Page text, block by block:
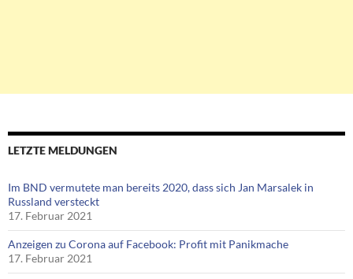
LETZTE MELDUNGEN
Im BND vermutete man bereits 2020, dass sich Jan Marsalek in
Russland versteckt
17. Februar 2021
Anzeigen zu Corona auf Facebook: Profit mit Panikmache
17. Februar 2021